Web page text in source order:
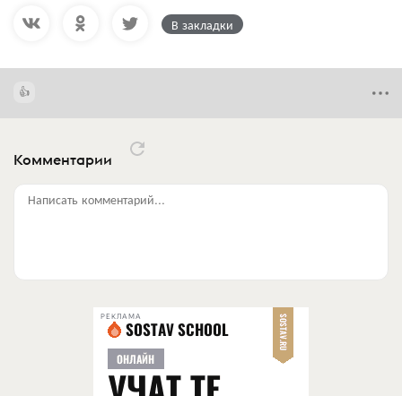
В закладки
Комментарии
Написать комментарий...
РЕКЛАМА